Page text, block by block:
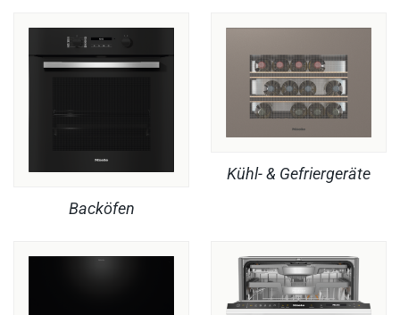
Backöfen
Kühl- & Gefriergeräte